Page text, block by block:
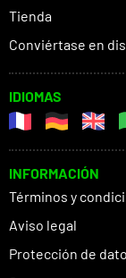
Tienda
Conviértase en
IDIOMAS
INFORMACIÓN
Términos y
Aviso legal
Protección de